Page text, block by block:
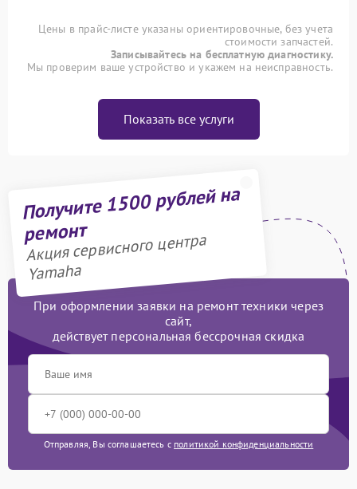
Цены в прайс-листе указаны ориентировочные, без учета
стоимости запчастей.
Записывайтесь на бесплатную диагностику.
Мы проверим ваше устройство и укажем на неисправность.
Показать все услуги
Получите 1500 рублей на
ремонт
Акция сервисного центра
Yamaha
При оформлении заявки на ремонт техники через
сайт,
действует персональная бессрочная скидка
Отправляя, Вы соглашаетесь с политикой конфиденциальности